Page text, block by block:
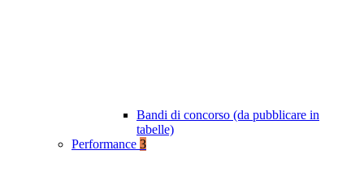
Bandi di concorso (da pubblicare in
tabelle)
Performance 3